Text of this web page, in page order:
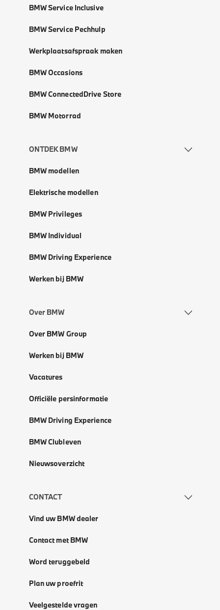
BMW Service Inclusive
BMW Service Pechhulp
Werkplaatsafspraak maken
BMW Occasions
BMW ConnectedDrive Store
BMW Motorrad
ONTDEK BMW
BMW modellen
Elektrische modellen
BMW Privileges
BMW Individual
BMW Driving Experience
Werken bij BMW
Over BMW
Over BMW Group
Werken bij BMW
Vacatures
Officiële persinformatie
BMW Driving Experience
BMW Clubleven
Nieuwsoverzicht
CONTACT
Vind uw BMW dealer
Contact met BMW
Word teruggebeld
Plan uw proefrit
Veelgestelde vragen